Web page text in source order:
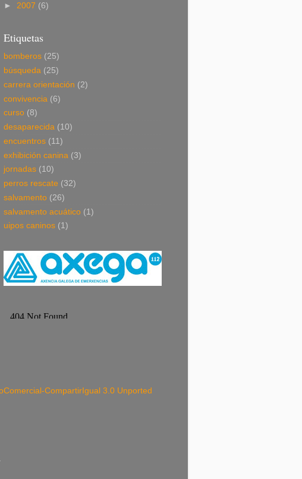
► 2007 (6)
Etiquetas
bomberos (25)
búsqueda (25)
carrera orientación (2)
convivencia (6)
curso (8)
desaparecida (10)
encuentros (11)
exhibición canina (3)
jornadas (10)
perros rescate (32)
salvamento (26)
salvamento acuático (1)
uipos caninos (1)
CompartirIgual 3.0 Unported